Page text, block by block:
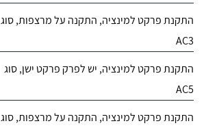
התקנת פרקט למינציה, התקנה על מרצפות, סוג
AC3
התקנת פרקט למינציה, יש לפרק פרקט ישן, סוג
AC5
התקנת פרקט למינציה, התקנה על מרצפות, סוג